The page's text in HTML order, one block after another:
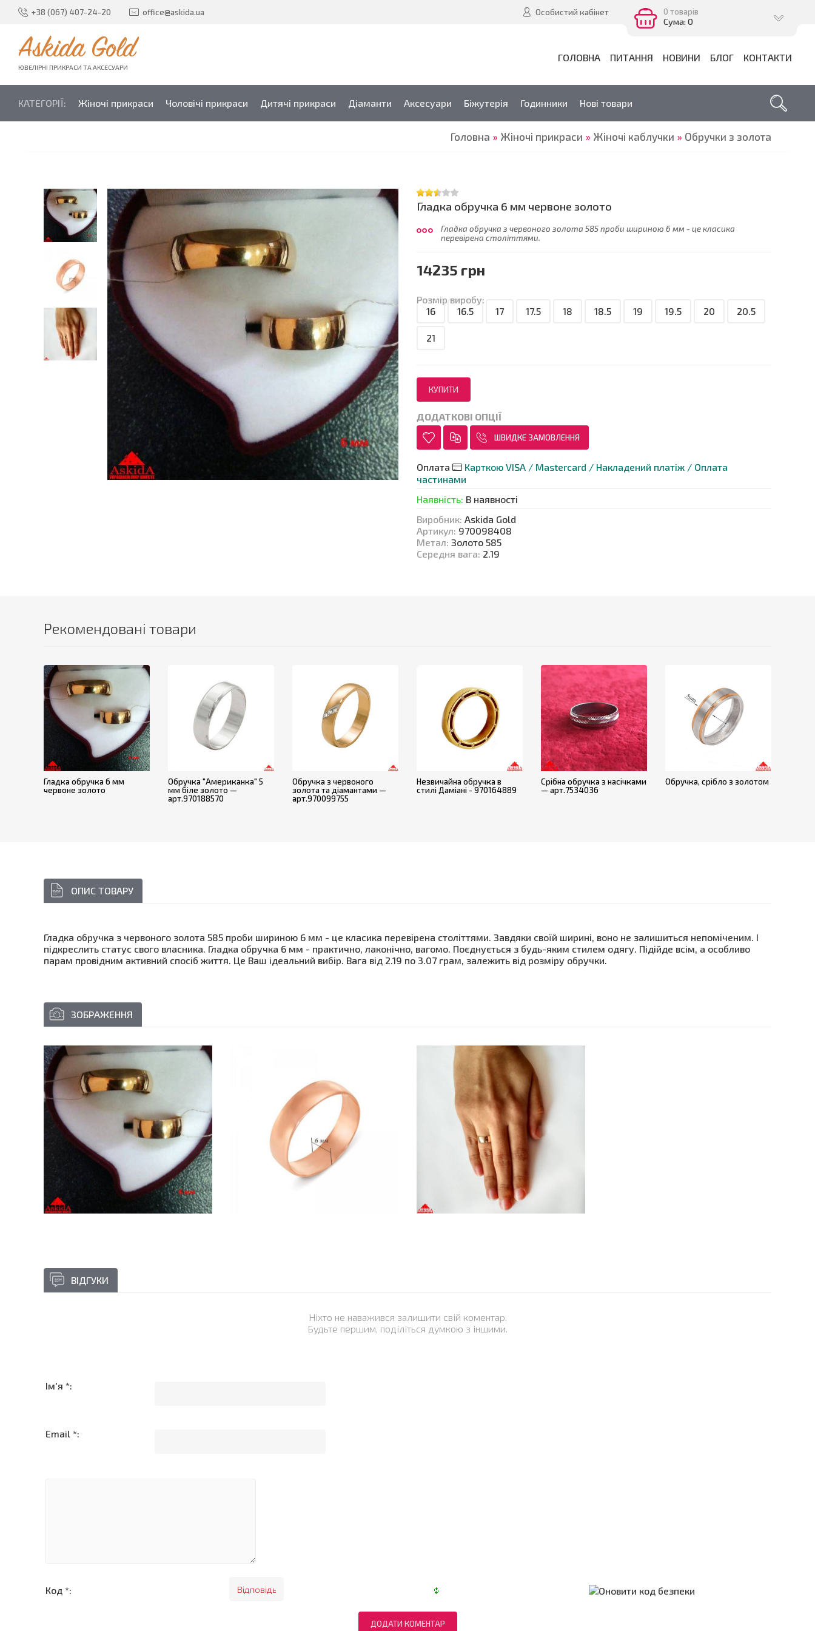
+38 (067) 407-24-20 office@askida.ua Особистий кабінет 0 товарів
Сума: 0
Askida Gold
ЮВЕЛІРНІ ПРИКРАСИ ТА АКСЕСУАРИ
ГОЛОВНА ПИТАННЯ НОВИНИ БЛОГ КОНТАКТИ
КАТЕГОРІЇ: Жіночі прикраси Чоловічі прикраси Дитячі прикраси Діаманти Аксесуари Біжутерія Годинники Нові товари
Головна » Жіночі прикраси » Жіночі каблучки » Обручки з золота
Гладка обручка 6 мм червоне золото
Гладка обручка з червоного золота 585 проби шириною 6 мм - це класика
перевірена століттями.
14235 грн
Розмір виробу:
16
16.5 17 17.5 18 18.5 19 19.5 20 20.5
21
ДОДАТКОВІ ОПЦІЇ
ШВИДКЕ ЗАМОВЛЕННЯ
Оплата
Карткою VISA / Mastercard / Накладений платіж / Оплата
частинами
Наявність: В наявності
Виробник: Askida Gold
Артикул: 970098408
Метал: Золото 585
Середня вага: 2.19
Рекомендовані товари
Гладка обручка 6 мм
червоне золото
Обручка "Американка" 5
мм біле золото —
арт.970188570
Обручка з червоного
золота та діамантами —
арт.970099755
Незвичайна обручка в
стилі Даміані - 970164889
Срібна обручка з насічками
— арт.7534036
Обручка, срібло з золотом
ОПИС ТОВАРУ
Гладка обручка з червоного золота 585 проби шириною 6 мм - це класика перевірена століттями. Завдяки своїй ширині, воно не залишиться непоміченим. І
підкреслить статус свого власника. Гладка обручка 6 мм - практично, лаконічно, вагомо. Поєднується з будь-яким стилем одягу. Підійде всім, а особливо
парам провідним активний спосіб життя. Це Ваш ідеальний вибір. Вага від 2.19 по 3.07 грам, залежить від розміру обручки.
ЗОБРАЖЕННЯ
ВІДГУКИ
Ніхто не наважився залишити свій коментар.
Будьте першим, поділіться думкою з іншими.
Ім'я *:
Email *:
Код *: